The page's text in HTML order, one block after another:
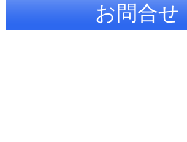
お問合せ